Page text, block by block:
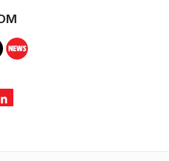
TikTok